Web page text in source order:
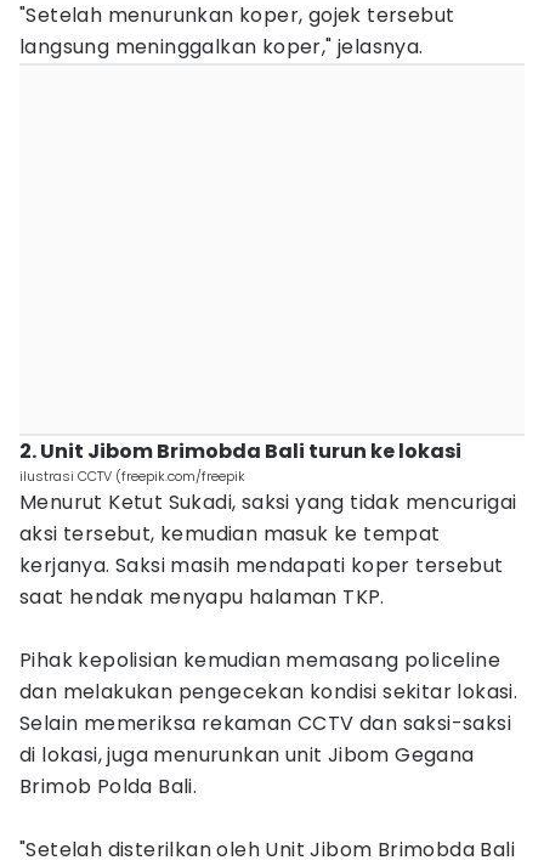
"Setelah menurunkan koper, gojek tersebut
langsung meninggalkan koper," jelasnya.
2. Unit Jibom Brimobda Bali turun ke lokasi
ilustrasi CCTV (freepik.com/freepik
Menurut Ketut Sukadi, saksi yang tidak mencurigai
aksi tersebut, kemudian masuk ke tempat
kerjanya. Saksi masih mendapati koper tersebut
saat hendak menyapu halaman TKP.
Pihak kepolisian kemudian memasang policeline
dan melakukan pengecekan kondisi sekitar lokasi.
Selain memeriksa rekaman CCTV dan saksi-saksi
di lokasi, juga menurunkan unit Jibom Gegana
Brimob Polda Bali.
"Setelah disterilkan oleh Unit Jibom Brimobda Bali